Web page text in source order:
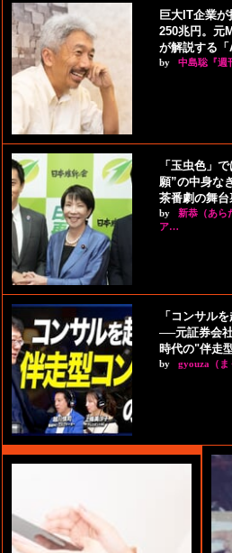
巨大IT企業
250兆円。元
が解説する
by 中島聡『週
「玉虫色」
願”の中身な
茶番劇の舞台
by
新恭（あら
ア…
「コンサル
──元証券会
時代の"伴走
by gyouza（ま